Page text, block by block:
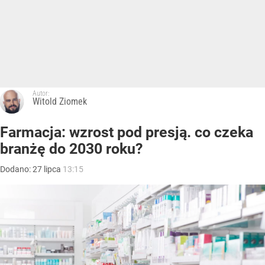
Autor:
Witold Ziomek
Farmacja: wzrost pod presją. co czeka
branżę do 2030 roku?
Dodano:27 lipca 13:15